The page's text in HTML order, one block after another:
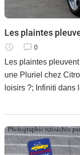
Les plaintes
0
Les plaintes
une Pluriel chez
loisirs ?; Infiniti dans